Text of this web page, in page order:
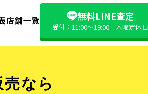
店舗一覧 無料LINE査定
受付：11:00〜19:00 木曜定休日
なら